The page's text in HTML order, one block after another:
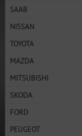
SAAB
NISSAN
TOYOTA
MAZDA
MITSUBISHI
SKODA
FORD
PEUGEOT